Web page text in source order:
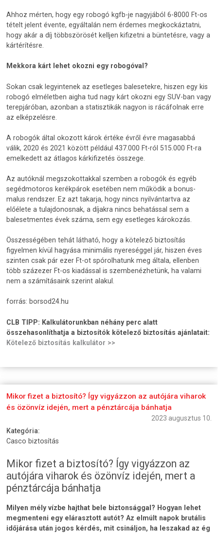
Ahhoz mérten, hogy egy robogó kgfb-je nagyjából 6-8000 Ft-os
tételt jelent évente, egyáltalán nem érdemes megkockáztatni,
hogy akár a díj többszörösét kelljen kifizetni a büntetésre, vagy a
kártérítésre.
Mekkora kárt lehet okozni egy robogóval?
Sokan csak legyintenek az esetleges balesetekre, hiszen egy kis
robogó elméletben aigha tud nagy kárt okozni egy SUV-ban vagy
terepjáróban, azonban a statisztikák nagyon is rácáfolnak erre
az elképzelésre.
A robogók által okozott károk értéke évről évre magasabbá
válik, 2020 és 2021 között például 437.000 Ft-ról 515.000 Ft-ra
emelkedett az átlagos kárkifizetés összege.
Az autóknál megszokottakkal szemben a robogók és egyéb
segédmotoros kerékpárok esetében nem működik a bonus-
malus rendszer. Ez azt takarja, hogy nincs nyilvántartva az
előélete a tulajdonosnak, a díjakra nincs behatással sem a
balesetmentes évek száma, sem egy esetleges károkozás.
Összességében tehát látható, hogy a kötelező biztosítás
figyelmen kívül hagyása minimális nyereséggel jár, hiszen éves
szinten csak pár ezer Ft-ot spórolhatunk meg általa, ellenben
több százezer Ft-os kiadással is szembenézhetünk, ha valami
nem a számításaink szerint alakul.
forrás: borsod24.hu
CLB TIPP: Kalkulátorunkban néhány perc alatt
összehasonlíthatja a biztosítók kötelező biztosítás ajánlatait:
Kötelező biztosítás kalkulátor >>
Mikor fizet a biztosító? Így vigyázzon az autójára viharok
és özönvíz idején, mert a pénztárcája bánhatja
2023 augusztus 10.
Kategória:
Casco biztosítás
Mikor fizet a biztosító? Így vigyázzon az
autójára viharok és özönvíz idején, mert a
pénztárcája bánhatja
Milyen mély vízbe hajthat bele biztonsággal? Hogyan lehet
megmenteni egy elárasztott autót? Az elmúlt napok brutális
időjárása után jogos kérdés, mit csináljon, ha leszakad az ég